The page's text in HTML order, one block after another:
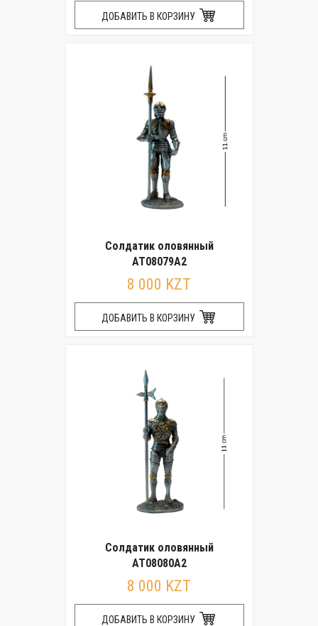
ДОБАВИТЬ В КОРЗИНУ
Солдатик оловянный
AT08079A2
8 000 KZT
ДОБАВИТЬ В КОРЗИНУ
Солдатик оловянный
AT08080A2
8 000 KZT
ДОБАВИТЬ В КОРЗИНУ